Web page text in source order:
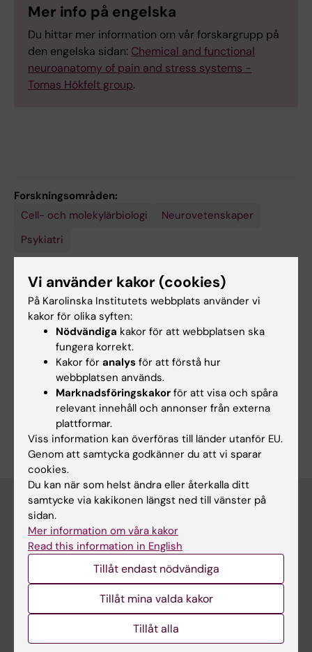
Mer info på engelska
Du hittar mer information om vår forskargrupp på
den engelska sidan: Chemical and functional
neuroanatomy of pain and stress systems -
Tomas Hökfelt group.
Forskningsområden:
Cell- och molekylärbiologi
Neurovetenskaper
Psykiatri
Innehållsgranskare:
Tomas Hökfelt
Redaktör:Charlotte Brandt
Sidan uppdaterad:2026-06-16
Huvudmeny
Utbildning
Forskarutbildning
Vi använder kakor (cookies)
På Karolinska Institutets webbplats använder vi
kakor för olika syften:
Nödvändiga kakor för att webbplatsen ska
fungera korrekt.
Kakor för analys för att förstå hur
webbplatsen används.
Marknadsföringskakor för att visa och spåra
relevant innehåll och annonser från externa
plattformar.
Viss information kan överföras till länder utanför EU.
Genom att samtycka godkänner du att vi sparar
cookies.
Du kan när som helst ändra eller återkalla ditt
samtycke via kakikonen längst ned till vänster på
sidan.
Mer information om våra kakor
Read this information in English
Tillåt endast nödvändiga
Tillåt mina valda kakor
Tillåt alla